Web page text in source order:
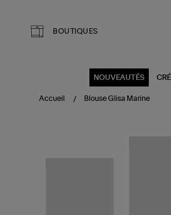
BOUTIQUES
NOUVEAUTÉS
Accueil Blouse Glisa Marine